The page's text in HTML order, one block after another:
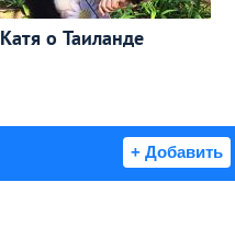
Катя о Таиланде
+ Добавить